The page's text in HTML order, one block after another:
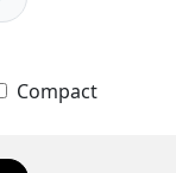
Compact